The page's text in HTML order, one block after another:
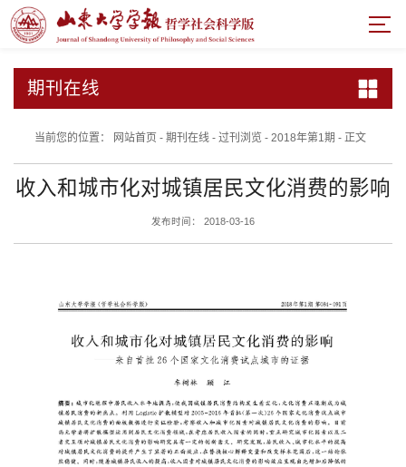
期刊在线
当前您的位置： 网站首页- 期刊在线 - 过刊浏览- 2018年第1期 - 正文
收入和城市化对城镇居民文化消费的影响
发布时间： 2018-03-16